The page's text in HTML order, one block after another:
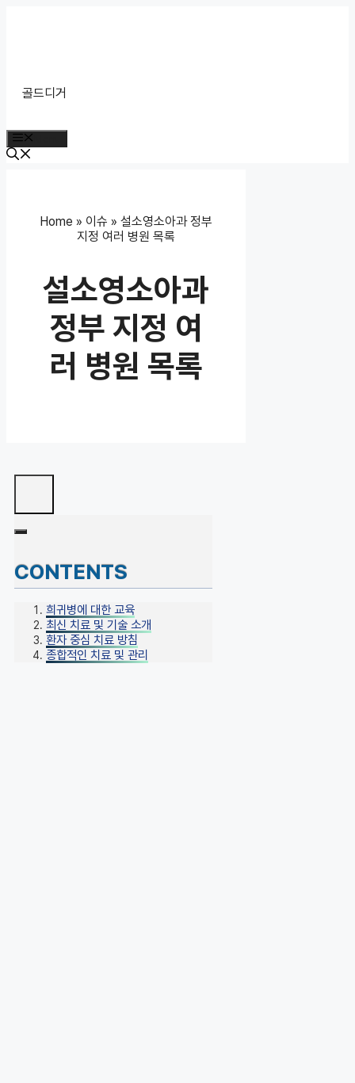
골드디거
Home » 이슈 »설소영소아과 정부
지정 여러 병원 목록
설소영소아과
정부 지정 여
러 병원 목록
CONTENTS
희귀병에 대한 교육
최신 치료 및 기술 소개
환자 중심 치료 방침
종합적인 치료 및 관리